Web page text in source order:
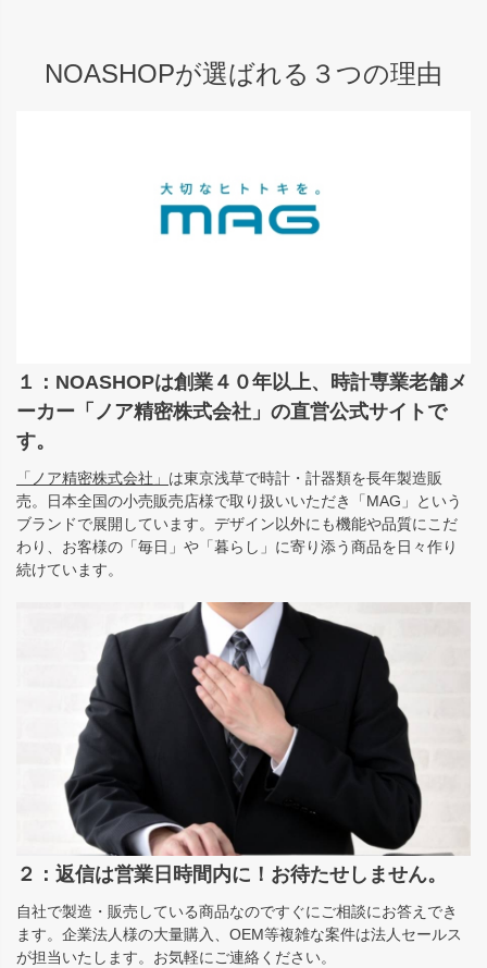
NOASHOPが選ばれる３つの理由
１：NOASHOPは創業４０年以上、時計専業老舗メ
ーカー「ノア精密株式会社」の直営公式サイトで
す。
「ノア精密株式会社」 は東京浅草で時計・計器類を長年製造販
売。日本全国の小売販売店様で取り扱いいただき「MAG」という
ブランドで展開しています。デザイン以外にも機能や品質にこだ
わり、お客様の「毎日」や「暮らし」に寄り添う商品を日々作り
続けています。
２：返信は営業日時間内に！お待たせしません。
自社で製造・販売している商品なのですぐにご相談にお答えでき
ます。企業法人様の大量購入、OEM等複雑な案件は法人セールス
が担当いたします。お気軽にご連絡ください。